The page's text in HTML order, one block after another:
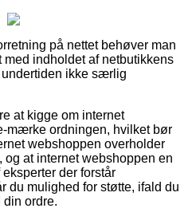
på nettet behøver man
indholdet af netbutikkens
undertiden ikke særlig
at kigge om internet
mærke ordningen, hvilket bør
webshoppen overholder
at internet webshoppen en
der forstår
du mulighed for støtte, ifald du
ordre.